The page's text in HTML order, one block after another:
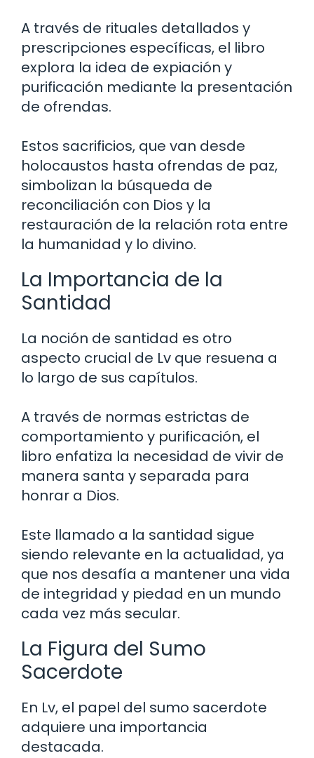
A través de rituales detallados y
prescripciones específicas, el libro
explora la idea de expiación y
purificación mediante la presentación
de ofrendas.
Estos sacrificios, que van desde
holocaustos hasta ofrendas de paz,
simbolizan la búsqueda de
reconciliación con Dios y la
restauración de la relación rota entre
la humanidad y lo divino.
La Importancia de la
Santidad
La noción de santidad es otro
aspecto crucial de Lv que resuena a
lo largo de sus capítulos.
A través de normas estrictas de
comportamiento y purificación, el
libro enfatiza la necesidad de vivir de
manera santa y separada para
honrar a Dios.
Este llamado a la santidad sigue
siendo relevante en la actualidad, ya
que nos desafía a mantener una vida
de integridad y piedad en un mundo
cada vez más secular.
La Figura del Sumo
Sacerdote
En Lv, el papel del sumo sacerdote
adquiere una importancia
destacada.